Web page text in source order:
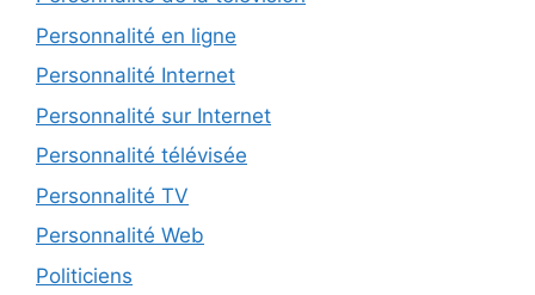
Personnalité en ligne
Personnalité Internet
Personnalité sur Internet
Personnalité télévisée
Personnalité TV
Personnalité Web
Politiciens